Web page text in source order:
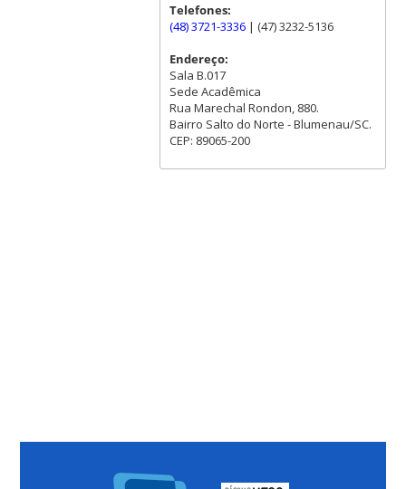
Telefones:
(48) 3721-3336| (47) 3232-5136
Endereço:
Sala B.017
Sede Acadêmica
Rua Marechal Rondon, 880.
Bairro Salto do Norte - Blumenau/SC.
CEP: 89065-200